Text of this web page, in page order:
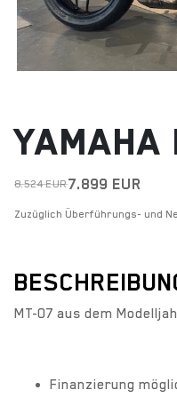
8.524 EUR7.899 EUR
Zuzüglich Überführungs- und
MT-07 aus dem
Finanzierung